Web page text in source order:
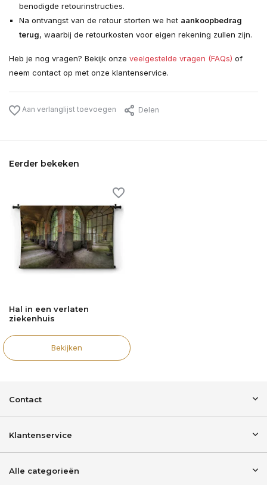
benodigde retourinstructies.
Na ontvangst van de retour storten we het aankoopbedrag
terug, waarbij de retourkosten voor eigen rekening zullen zijn.
Heb je nog vragen? Bekijk onze veelgestelde vragen (FAQs) of
neem contact op met onze klantenservice.
Aan verlanglijst toevoegen Delen
Eerder bekeken
Hal in een verlaten
ziekenhuis
Bekijken
Contact
Klantenservice
Alle categorieën